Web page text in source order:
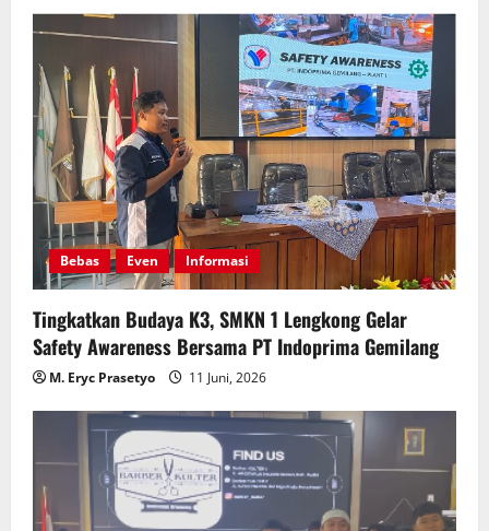
Bebas Even Informasi
Tingkatkan Budaya K3, SMKN 1 Lengkong Gelar
Safety Awareness Bersama PT Indoprima Gemilang
M. Eryc Prasetyo 11 Juni, 2026